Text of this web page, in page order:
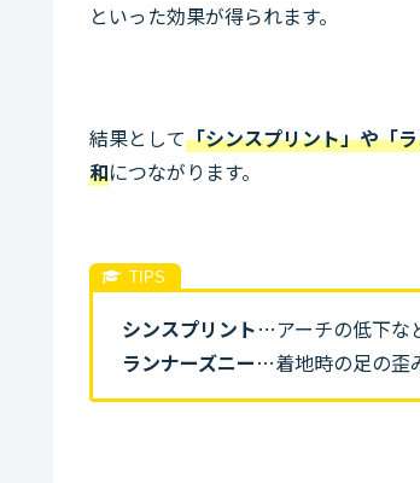
といった効果が得られます。
結果として「シンスプリント」や「
和につながります。
シンスプリント…アーチの低下な
ランナーズニー…着地時の足の歪